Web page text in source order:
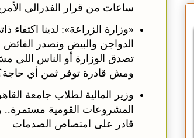
ساعات من قرار الفدرالي
«وزارة الزراعة»: لدينا اكتفاء
الدواجن والبيض ونصدر الفائض
تصدق الوزارة أو الناس اللي
ومش قادرة توفر ثمن أي
وزير المالية لطلاب جامعة
المشروعات القومية مستمرة..
قادر على امتصاص الصدمات